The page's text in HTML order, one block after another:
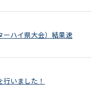
ハイ県大会）結果速
いました！